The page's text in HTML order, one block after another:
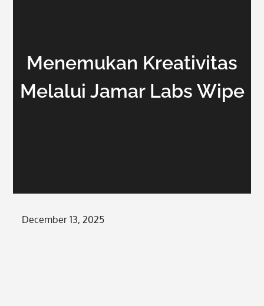
Menemukan Kreativitas
Melalui Jamar Labs Wipe
Posted
December 13, 2025